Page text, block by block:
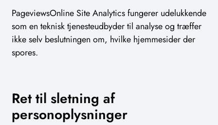
PageviewsOnline Site Analytics fungerer udelukkende
som en teknisk tjenesteudbyder til analyse og træffer
ikke selv beslutningen om, hvilke hjemmesider der
spores.
Ret til sletning af
personoplysninger